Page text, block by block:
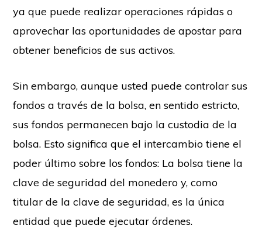
ya que puede realizar operaciones rápidas o
aprovechar las oportunidades de apostar para
obtener beneficios de sus activos.
Sin embargo, aunque usted puede controlar sus
fondos a través de la bolsa, en sentido estricto,
sus fondos permanecen bajo la custodia de la
bolsa. Esto significa que el intercambio tiene el
poder último sobre los fondos: La bolsa tiene la
clave de seguridad del monedero y, como
titular de la clave de seguridad, es la única
entidad que puede ejecutar órdenes.